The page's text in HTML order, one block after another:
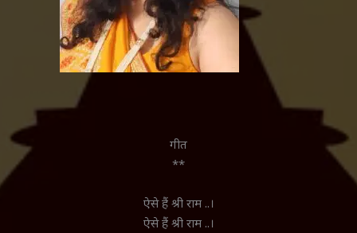
गीत
**
ऐसे हैं श्री राम ..।
ऐसे हैं श्री राम ..।